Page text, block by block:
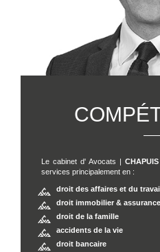
Le cabinet d' Avocats | CHAPUIS
services principalement en :
droit des affaires et du
droit immobilier &
droit de la famille
accidents de la vie
droit bancaire
NOS